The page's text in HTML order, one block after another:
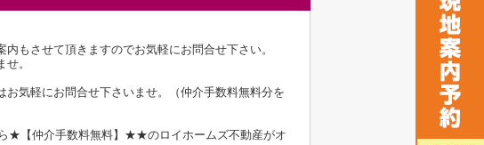
もさせて頂きますのでお気軽にお問合せ下さい。
。
気軽にお問合せ下さいませ。（仲介手数料無料分を
★【仲介手数料無料】★★のロイホームズ不動産がオ